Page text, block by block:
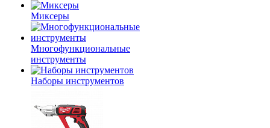
Миксеры
Многофункциональные
инструменты
Наборы инструментов